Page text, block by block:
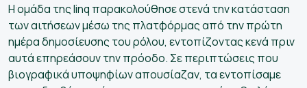
Η ομάδα της linq παρακολούθησε στενά την κατάσταση
των αιτήσεων μέσω της πλατφόρμας από την πρώτη
ημέρα δημοσίευσης του ρόλου, εντοπίζοντας κενά πριν
αυτά επηρεάσουν την πρόοδο. Σε περιπτώσεις που
βιογραφικά υποψηφίων απουσίαζαν, τα εντοπίσαμε